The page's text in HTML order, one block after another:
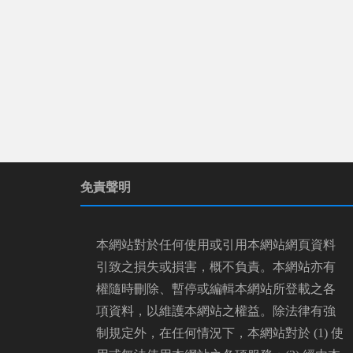
免責聲明
本網站對於任何使用或引用本網站網頁資料
引致之損失或損害，概不負責。本網站亦有
權隨時刪除、暫停或編輯本網站所登載之各
項資料，以維護本網站之權益。除法律有強
制規定外，在任何情況下，本網站對於 (1) 使